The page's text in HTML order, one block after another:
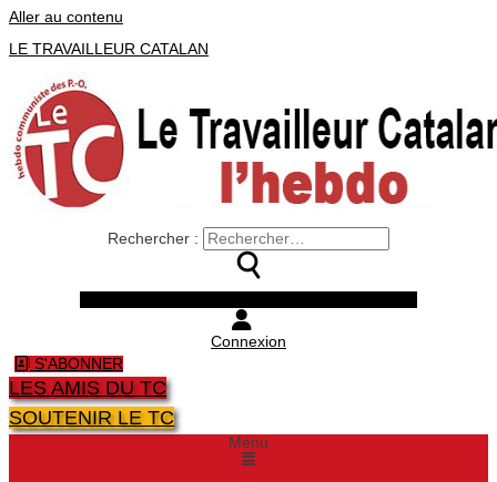
Aller au contenu
LE TRAVAILLEUR CATALAN
Rechercher :
Connexion
S'ABONNER
LES AMIS DU TC
SOUTENIR LE TC
Menu